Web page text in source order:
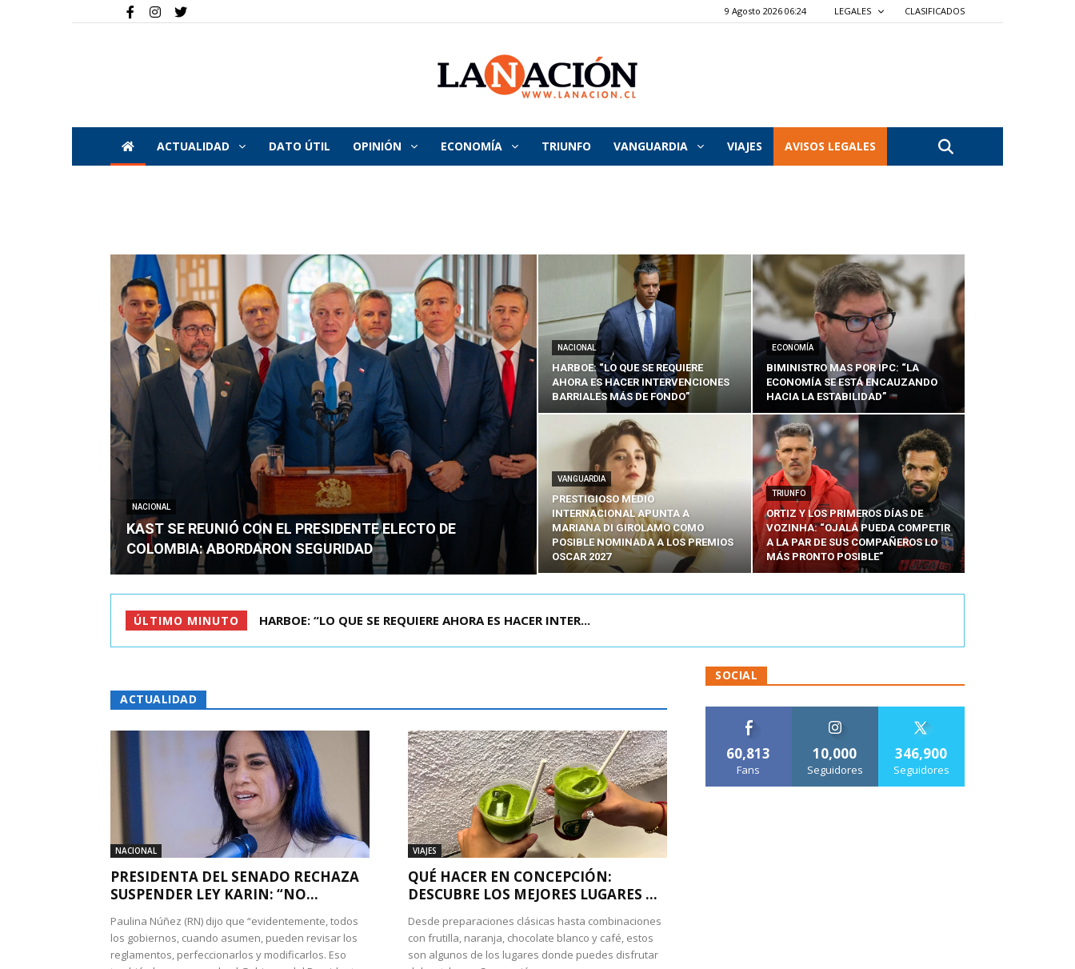
9 Agosto 2026 06:24 LEGALES CLASIFICADOS
La
Nación
ACTUALIDAD DATO ÚTIL OPINIÓN ECONOMÍA TRIUNFO VANGUARDIA VIAJES AVISOS LEGALES
NACIONAL
KAST SE REUNIÓ CON EL PRESIDENTE ELECTO DE
COLOMBIA: ABORDARON SEGURIDAD
NACIONAL
HARBOE: “LO QUE SE REQUIERE
AHORA ES HACER INTERVENCIONES
BARRIALES MÁS DE FONDO”
ECONOMÍA
BIMINISTRO MAS POR IPC: “LA
ECONOMÍA SE ESTÁ ENCAUZANDO
HACIA LA ESTABILIDAD”
VANGUARDIA
PRESTIGIOSO MEDIO
INTERNACIONAL APUNTA A
MARIANA DI GIROLAMO COMO
POSIBLE NOMINADA A LOS PREMIOS
OSCAR 2027
TRIUNFO
ORTIZ Y LOS PRIMEROS DÍAS DE
VOZINHA: “OJALÁ PUEDA COMPETIR
A LA PAR DE SUS COMPAÑEROS LO
MÁS PRONTO POSIBLE”
ÚLTIMO MINUTO BIMINISTRO MAS POR IPC: “LA ECONOMÍA SE ESTÁ ENC...
ACTUALIDAD
NACIONAL
PRESIDENTA DEL SENADO RECHAZA
SUSPENDER LEY KARIN: “NO...
Paulina Núñez (RN) dijo que “evidentemente, todos
los gobiernos, cuando asumen, pueden revisar los
reglamentos, perfeccionarlos y modificarlos. Eso
VIAJES
QUÉ HACER EN CONCEPCIÓN:
DESCUBRE LOS MEJORES LUGARES ...
Desde preparaciones clásicas hasta combinaciones
con frutilla, naranja, chocolate blanco y café, estos
son algunos de los lugares donde puedes disfrutar
SOCIAL
60,813
Fans
10,000
Seguidores
346,900
Seguidores